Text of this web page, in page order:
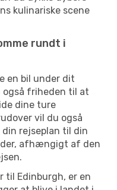
kulinariske scene
rundt i
en bil under dit
også friheden til at
dine ture
vil du også
rejseplan til din
afhængigt af den
til Edinburgh, er en